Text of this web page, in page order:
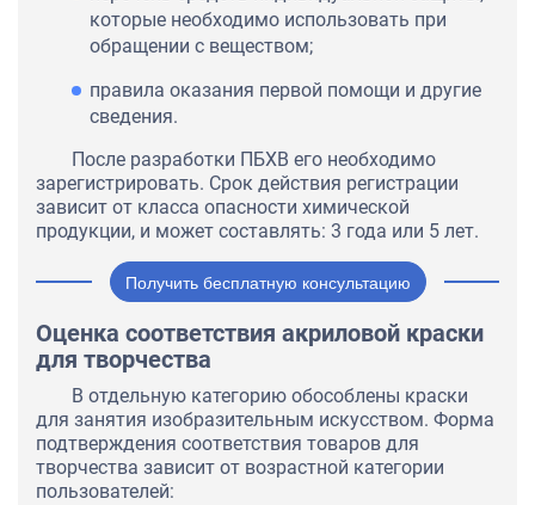
которые необходимо использовать при
обращении с веществом;
правила оказания первой помощи и другие
сведения.
После разработки ПБХВ его необходимо
зарегистрировать. Срок действия регистрации
зависит от класса опасности химической
продукции, и может составлять: 3 года или 5 лет.
Получить бесплатную консультацию
Оценка соответствия акриловой краски
для творчества
В отдельную категорию обособлены краски
для занятия изобразительным искусством. Форма
подтверждения соответствия товаров для
творчества зависит от возрастной категории
пользователей: